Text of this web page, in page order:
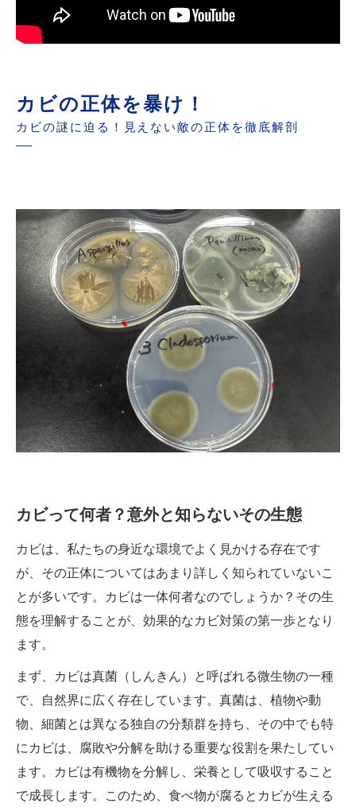
カビの正体を暴け！
カビの謎に迫る！見えない敵の正体を徹底解剖
カビって何者？意外と知らないその生態
カビは、私たちの身近な環境でよく見かける存在です
が、その正体についてはあまり詳しく知られていないこ
とが多いです。カビは一体何者なのでしょうか？その生
態を理解することが、効果的なカビ対策の第一歩となり
ます。
まず、カビは真菌（しんきん）と呼ばれる微生物の一種
で、自然界に広く存在しています。真菌は、植物や動
物、細菌とは異なる独自の分類群を持ち、その中でも特
にカビは、腐敗や分解を助ける重要な役割を果たしてい
ます。カビは有機物を分解し、栄養として吸収すること
で成長します。このため、食べ物が腐るとカビが生える